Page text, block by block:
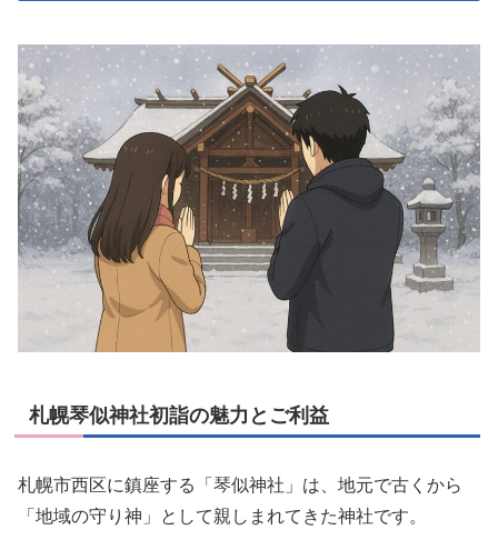
札幌琴似神社初詣の魅力とご利益
札幌市西区に鎮座する「琴似神社」は、地元で古くから
「地域の守り神」として親しまれてきた神社です。